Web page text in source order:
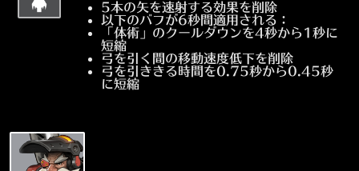
5本の矢を速射する効果を削除
以下のバフが6秒間適用される：
「体術」のクールダウンを4秒から1秒に
短縮
弓を引く間の移動速度低下を削除
弓を引ききる時間を0.75秒から0.45秒
に短縮